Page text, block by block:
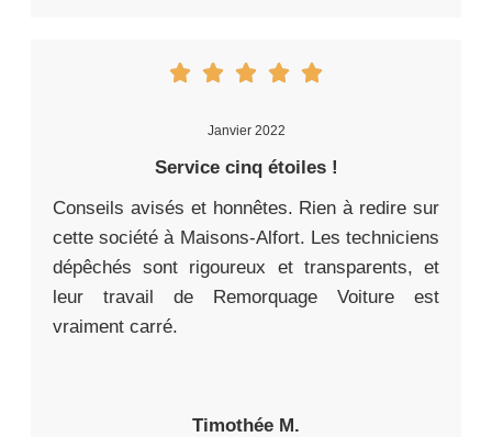
Janvier 2022
Service cinq étoiles !
Conseils avisés et honnêtes. Rien à redire sur
cette société à Maisons-Alfort. Les techniciens
dépêchés sont rigoureux et transparents, et
leur travail de Remorquage Voiture est
vraiment carré.
Timothée M.